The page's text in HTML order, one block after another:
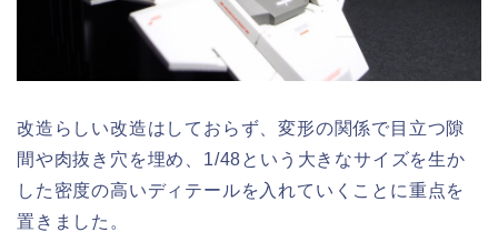
改造らしい改造はしておらず、変形の関係で目立つ隙
間や肉抜き穴を埋め、1/48という大きなサイズを生か
した密度の高いディテールを入れていくことに重点を
置きました。